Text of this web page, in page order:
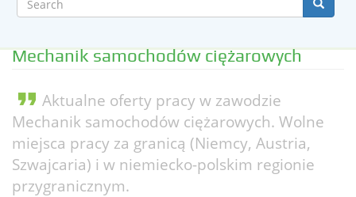
Mechanik samochodów ciężarowych
format_quote Aktualne oferty pracy w zawodzie
Mechanik samochodów ciężarowych. Wolne
miejsca pracy za granicą (Niemcy, Austria,
Szwajcaria) i w niemiecko-polskim regionie
przygranicznym.